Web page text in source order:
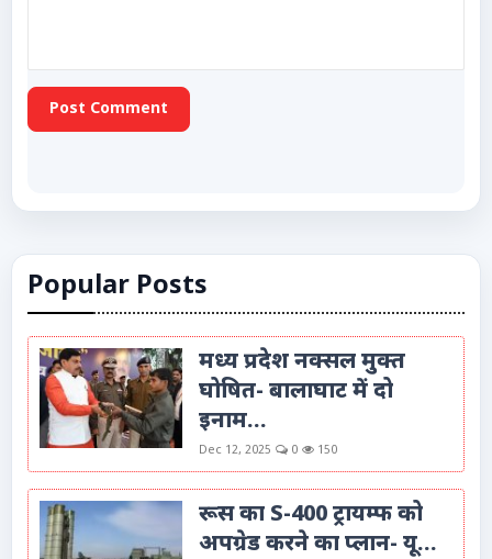
Post Comment
Popular Posts
मध्य प्रदेश नक्सल मुक्त
घोषित- बालाघाट में दो
इनाम...
Dec 12, 2025 0 150
रूस का S-400 ट्रायम्फ को
अपग्रेड करने का प्लान- यू...